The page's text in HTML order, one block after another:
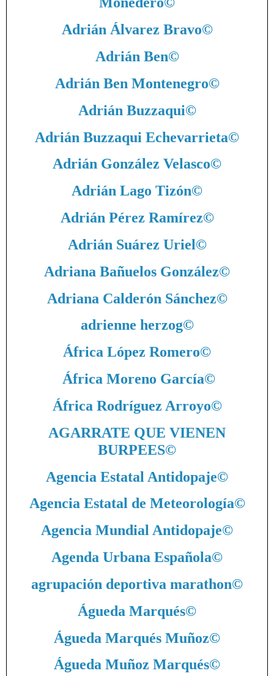
Adrián Álvarez Bravo©
Adrián Ben©
Adrián Ben Montenegro©
Adrián Buzzaqui©
Adrián Buzzaqui Echevarrieta©
Adrián González Velasco©
Adrián Lago Tizón©
Adrián Pérez Ramírez©
Adrián Suárez Uriel©
Adriana Bañuelos González©
Adriana Calderón Sánchez©
adrienne herzog©
África López Romero©
África Moreno García©
África Rodríguez Arroyo©
AGARRATE QUE VIENEN
BURPEES©
Agencia Estatal Antidopaje©
Agencia Estatal de Meteorología©
Agencia Mundial Antidopaje©
Agenda Urbana Española©
agrupación deportiva marathon©
Águeda Marqués©
Águeda Marqués Muñoz©
Águeda Muñoz Marqués©